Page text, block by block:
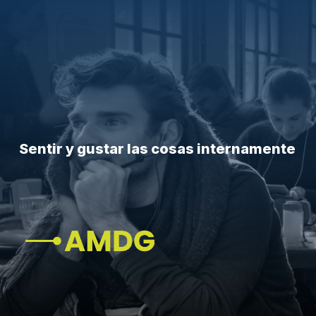
Sentir y gustar las cosas internamente